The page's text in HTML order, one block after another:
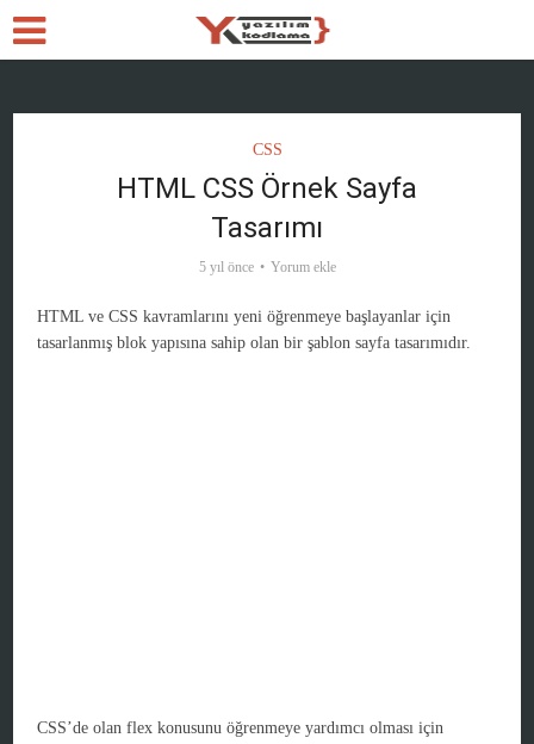
CSS
HTML CSS Örnek Sayfa
Tasarımı
5 yıl önce Yorum ekle
HTML ve CSS kavramlarını yeni öğrenmeye başlayanlar için
tasarlanmış blok yapısına sahip olan bir şablon sayfa tasarımıdır.
CSS’de olan flex konusunu öğrenmeye yardımcı olması için